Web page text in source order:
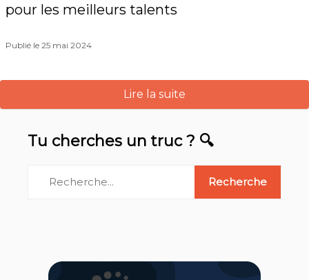
pour les meilleurs talents
Publié le 25 mai 2024
Lire la suite
Tu cherches un truc ? 🔍